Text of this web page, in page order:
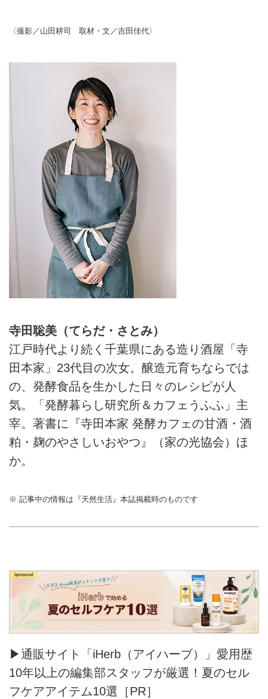
〈撮影／山田耕司 取材・文／吉田佳代〉
寺田聡美（てらだ・さとみ）
江戸時代より続く千葉県にある造り酒屋「寺
田本家」23代目の次女。醸造元育ちならでは
の、発酵食品を生かした日々のレシピが人
気。「発酵暮らし研究所＆カフェうふふ」主
宰。著書に『寺田本家 発酵カフェの甘酒・酒
粕・麹のやさしいおやつ』（家の光協会）ほ
か。
※ 記事中の情報は『天然生活』本誌掲載時のものです
▶通販サイト「iHerb（アイハーブ）」愛用歴
10年以上の編集部スタッフが厳選！夏のセル
フケアアイテム10選［PR］